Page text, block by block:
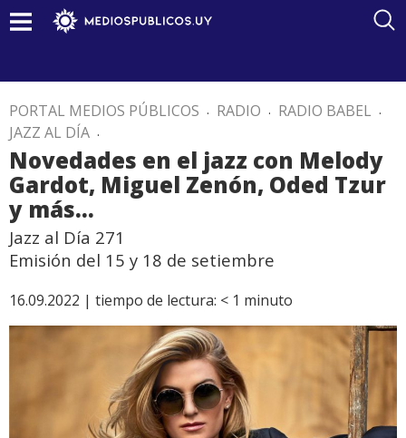
PORTAL MEDIOS PÚBLICOS . RADIO . RADIO BABEL .
JAZZ AL DÍA .
Novedades en el jazz con Melody
Gardot, Miguel Zenón, Oded Tzur
y más…
Jazz al Día 271
Emisión del 15 y 18 de setiembre
16.09.2022 | tiempo de lectura: < 1 minuto